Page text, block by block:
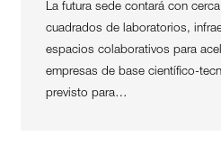
La futura sede contará con
cuadrados de laboratorios,
espacios colaborativos para
empresas de base científico-
previsto para…